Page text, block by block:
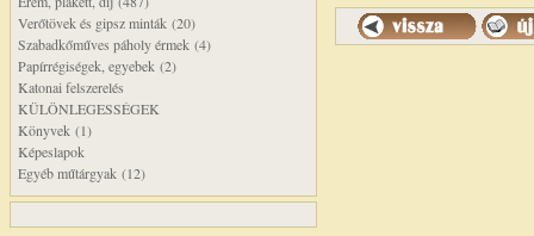
Verőtövek és gipsz minták (20)
Szabadkőműves páholy érmek (4)
Papírrégiségek, egyebek (2)
Katonai felszerelés
KÜLÖNLEGESSÉGEK
Könyvek (1)
Képeslapok
Egyéb műtárgyak (12)